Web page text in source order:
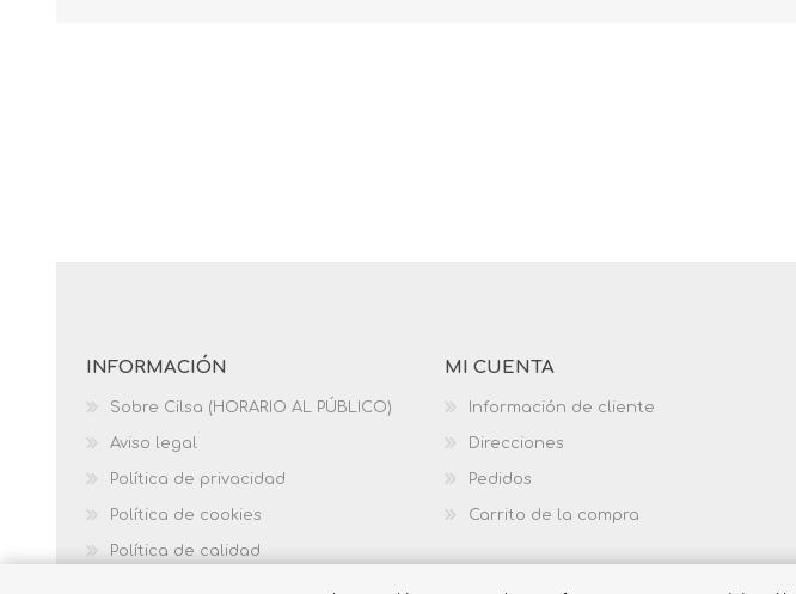
INFORMACIÓN
Sobre Cilsa (HORARIO AL PÚBLICO)
Aviso legal
Política de privacidad
Política de cookies
Política de calidad
MI CUENTA
Información de cliente
Direcciones
Pedidos
Carrito de la compra